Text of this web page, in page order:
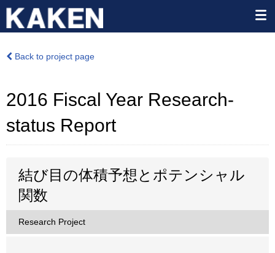
Back to project page
2016 Fiscal Year Research-
status Report
結び目の体積予想とポテンシャル
関数
Research Project